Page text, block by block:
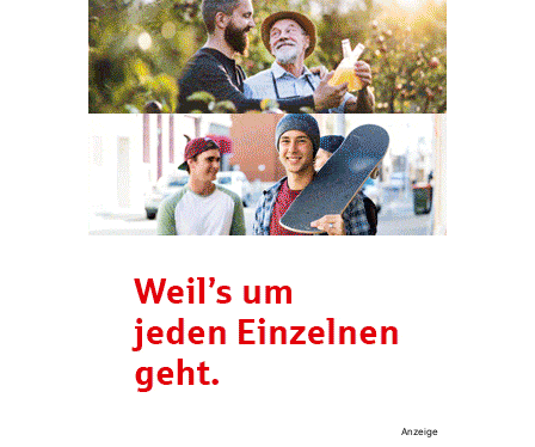
Anzeige